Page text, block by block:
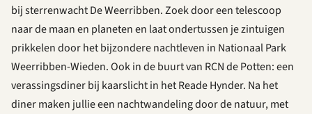
bij sterrenwacht De Weerribben. Zoek door een telescoop
naar de maan en planeten en laat ondertussen je zintuigen
prikkelen door het bijzondere nachtleven in Nationaal Park
Weerribben-Wieden. Ook in de buurt van RCN de Potten: een
verassingsdinerbij kaarslicht in het Reade Hynder. Na het
diner maken jullie een nachtwandeling door de natuur, met